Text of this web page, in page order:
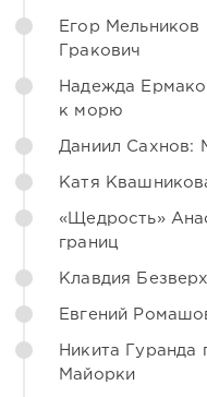
Егор Мельников
Гракович
Надежда
к морю
Даниил Сахнов:
Катя
«Щедрость»
границ
Клавдия
Евгений
Никита Гуранда
Майорки